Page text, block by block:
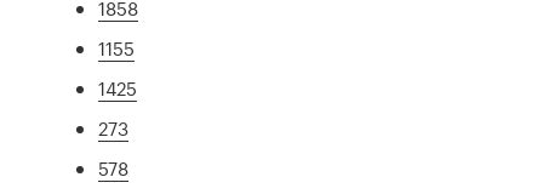
1858
1155
1425
273
578